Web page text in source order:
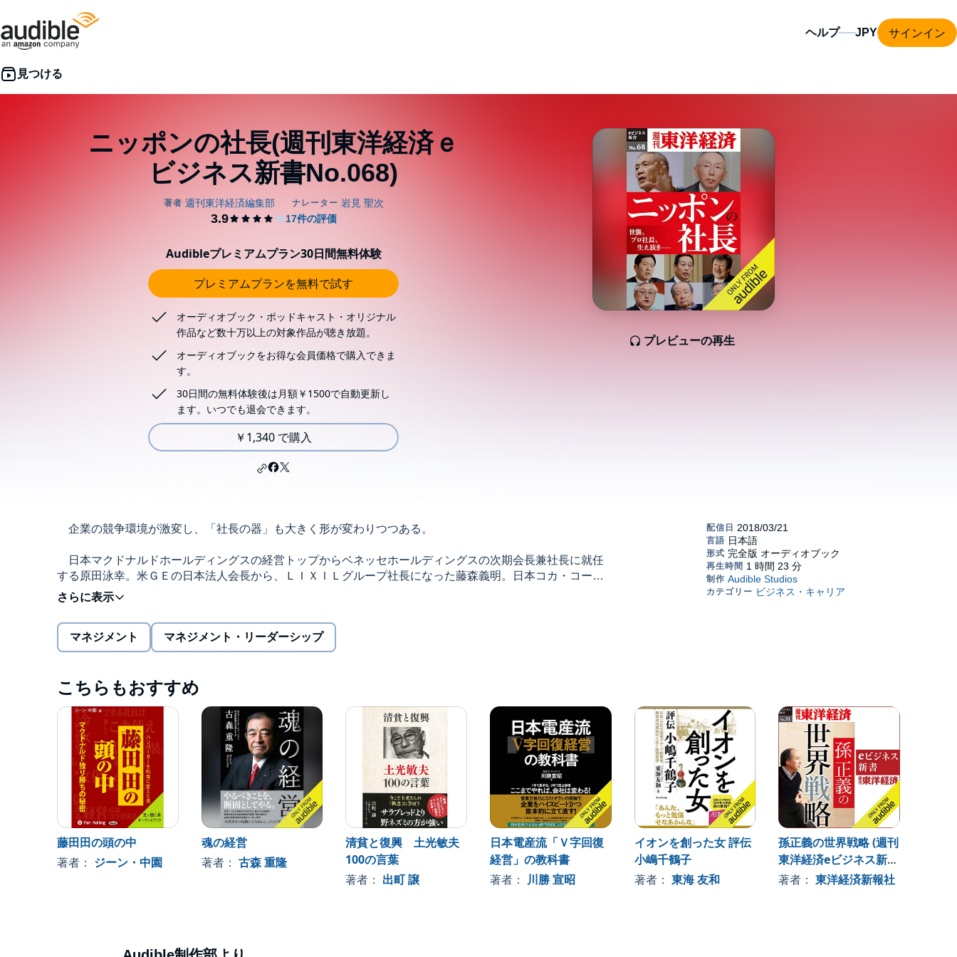
ヘルプ サインイン
ニッポンの社長(週刊東洋経済ｅ
ビジネス新書No.068)
プレビューの再生
Audibleプレミアムプラン30日間無料体験
プレミアムプランを無料で試す
オーディオブック・ポッドキャスト・オリジナル
作品など数十万以上の対象作品が聴き放題。
オーディオブックをお得な会員価格で購入できま
す。
30日間の無料体験後は月額￥1500で自動更新し
ます。いつでも退会できます。
￥1,340 で購入
企業の競争環境が激変し、「社長の器」も大きく形が変わりつつある。
日本マクドナルドホールディングスの経営トップからベネッセホールディングスの次期会長兼社長に就任
する原田泳幸。米ＧＥの日本法人会長から、ＬＩＸＩＬグループ社長になった藤森義明。日本コカ・コーラ
の社長・会長から資生堂トップとなった魚谷雅彦……。“職業は社長”ともいうべき「プロ社長」が日本でも
続々と登場している。この背景は何なのか。
ユニクロ、サンリオ、ユーシン、タカラトミーの事例や、「後継者がいない！」と揺れるファミリー企
業、大企業で生え抜き社長が選ばれる理由などから、ニッポンの社長たちに迫る！
子化したものです。©東洋経済新報社 (P) 2018 Audible, Inc.
マネジメント マネジメント・リーダーシップ
こちらもおすすめ
藤田田の頭の中
著者： ジーン・中園
魂の経営
著者： 古森 重隆
清貧と復興 土光敏夫
100の言葉
著者： 出町 譲
日本電産流「Ｖ字回復
経営」の教科書
著者： 川勝 宣昭
イオンを創った女 評伝
小嶋千鶴子
著者： 東海 友和
孫正義の世界戦略 (週刊
東洋経済eビジネス新書
No.31)
著者：東洋経済新報社